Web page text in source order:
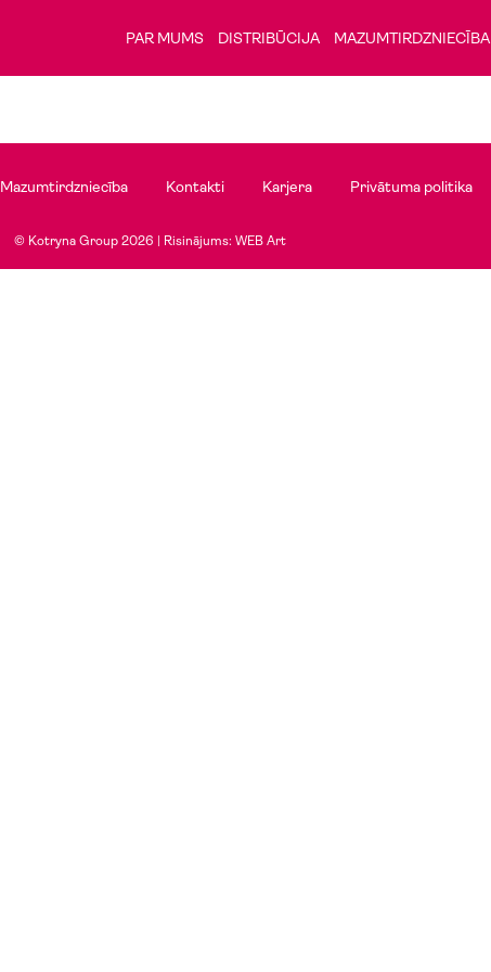
PAR MUMS DISTRIBŪCIJA MAZUMTIRDZNIECĪBA
Mazumtirdzniecība Kontakti Karjera Privātuma politika
© Kotryna Group 2026 | Risinājums: WEB Art